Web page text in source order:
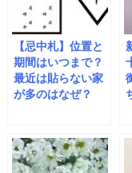
【忌中札】位置と
期間はいつまで？
最近は貼らない家
が多のはなぜ？